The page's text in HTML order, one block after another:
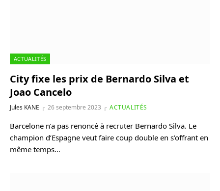
ACTUALITÉS
City fixe les prix de Bernardo Silva et
Joao Cancelo
Jules KANE 26 septembre 2023 ACTUALITÉS
Barcelone n’a pas renoncé à recruter Bernardo Silva. Le
champion d’Espagne veut faire coup double en s’offrant en
même temps…